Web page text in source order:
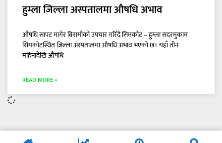
हुम्ला जिल्ला अस्पतालमा औषधि अभाव
औषधि सापट मागेर बिरामीको उपचार गरिँदै सिमकोट – हुम्ला सदरमुकाम
सिमकोटस्थित जिल्ला अस्पतालमा औषधि अभाव भएको छ। यहाँ तीन
महिनादेखि औषधि
READ MORE »